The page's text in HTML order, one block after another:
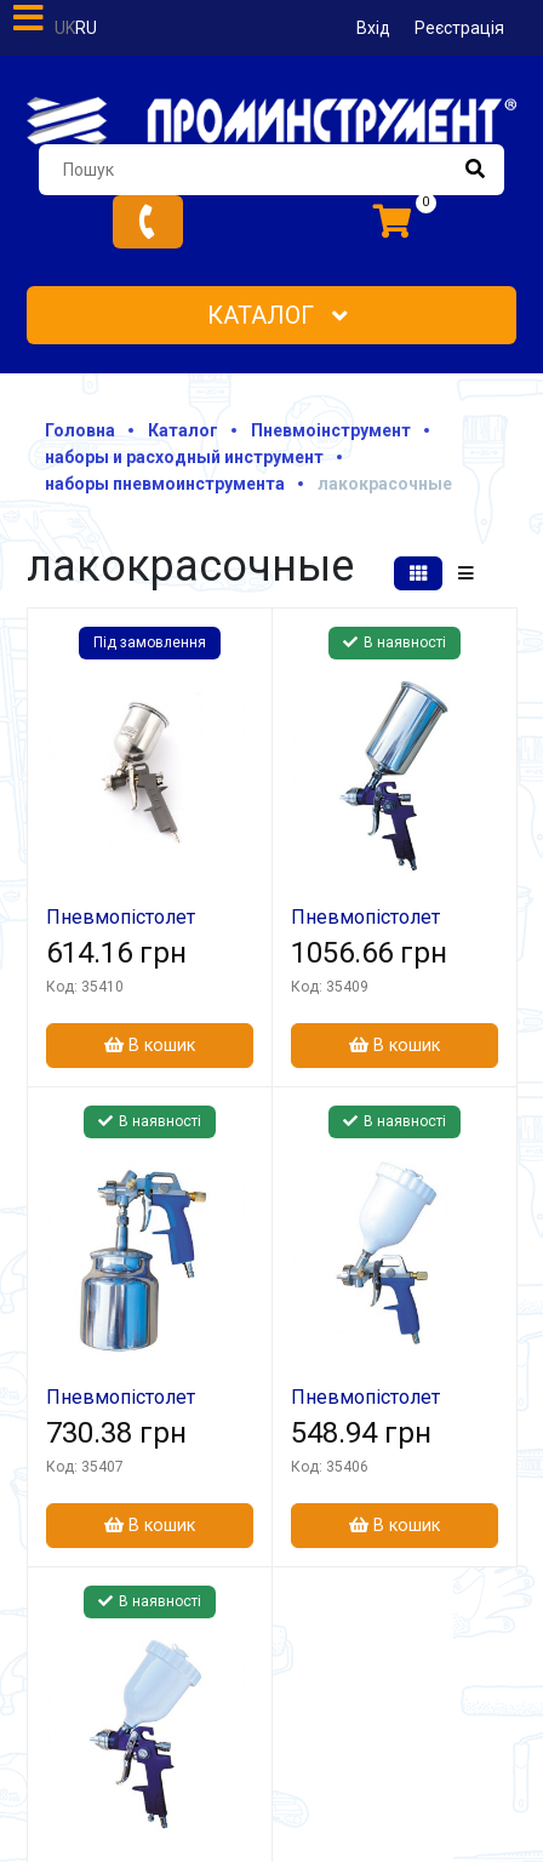
UKRU Вхід Реєстрація
0
КАТАЛОГ
Головна Каталог
Пневмоінструмент
наборы и расходный инструмент
наборы пневмоинструмента
лакокрасочные
лакокрасочные
Під замовлення
Пневмопістолет
ПЛ-162
лакофарбовий
614.16 грн
Код: 35410
В кошик
В наявності
Пневмопістолет
ПЛ-970В
лакофарбовий
1056.66 грн
Код: 35409
В кошик
В наявності
Пневмопістолет
ПЛ-80В
лакофарбовий
730.38 грн
Код: 35407
В кошик
В наявності
Пневмопістолет
ПЛ-80А
лакофарбовий
548.94 грн
Код: 35406
В кошик
В наявності